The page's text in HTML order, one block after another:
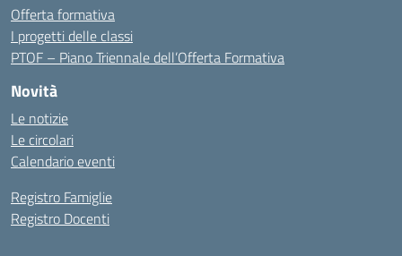
Offerta formativa
I progetti delle classi
PTOF – Piano Triennale dell’Offerta Formativa
Novità
Le notizie
Le circolari
Calendario eventi
Registro Famiglie
Registro Docenti